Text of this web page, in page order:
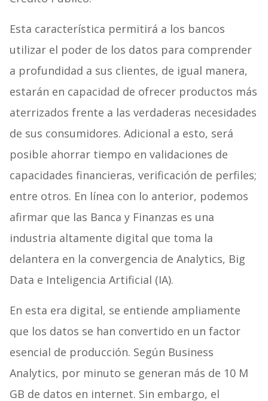
Esta característica permitirá a los bancos
utilizar el poder de los datos para comprender
a profundidad a sus clientes, de igual manera,
estarán en capacidad de ofrecer productos más
aterrizados frente a las verdaderas necesidades
de sus consumidores. Adicional a esto, será
posible ahorrar tiempo en validaciones de
capacidades financieras, verificación de perfiles;
entre otros. En línea con lo anterior, podemos
afirmar que las Banca y Finanzas es una
industria altamente digital que toma la
delantera en la convergencia de Analytics, Big
Data e Inteligencia Artificial (IA).
En esta era digital, se entiende ampliamente
que los datos se han convertido en un factor
esencial de producción. Según Business
Analytics, por minuto se generan más de 10 M
GB de datos en internet. Sin embargo, el